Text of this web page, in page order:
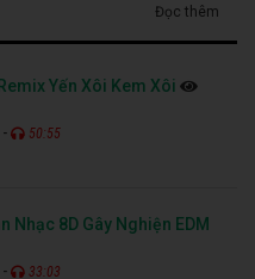
Đọc thêm
Yến Xôi Kem Xôi
- 50:55
Nhạc 8D Gây Nghiện EDM
- 33:03